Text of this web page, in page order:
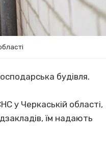
будівля.
у Черкаській області,
їм надають